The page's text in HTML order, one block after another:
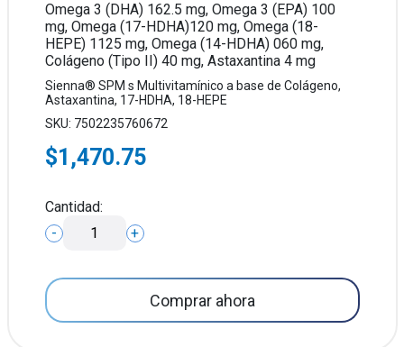
Omega 3 (DHA) 162.5 mg, Omega 3 (EPA) 100
mg, Omega (17-HDHA)120 mg, Omega (18-
HEPE) 1125 mg, Omega (14-HDHA) 060 mg,
Colágeno (Tipo II) 40 mg, Astaxantina 4 mg
Sienna® SPM s Multivitamínico a base de Colágeno,
Astaxantina, 17-HDHA, 18-HEPE
SKU: 7502235760672
$1,470.75
Cantidad:
-
+
Comprar ahora